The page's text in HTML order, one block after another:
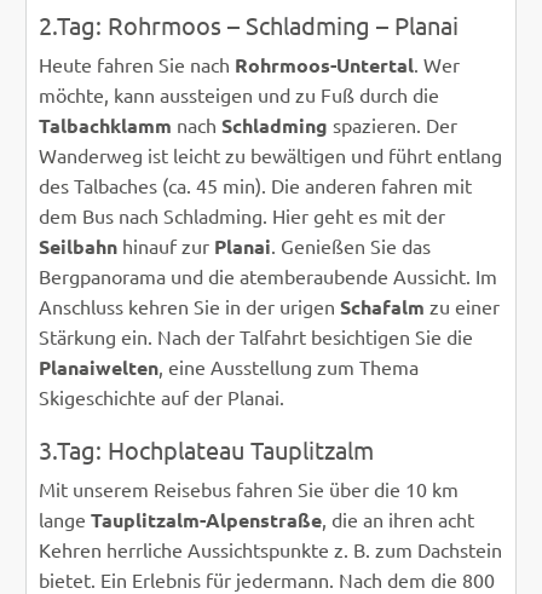
2.Tag: Rohrmoos – Schladming – Planai
Heute fahren Sie nach Rohrmoos-Untertal. Wer
möchte, kann aussteigen und zu Fuß durch die
Talbachklamm nachSchladming spazieren. Der
Wanderweg ist leicht zu bewältigen und führt entlang
des Talbaches (ca. 45 min). Die anderen fahren mit
dem Bus nach Schladming. Hier geht es mit der
Seilbahn hinauf zur Planai. Genießen Sie das
Bergpanorama und die atemberaubende Aussicht. Im
Anschluss kehren Sie in der urigenSchafalm zu einer
Stärkung ein. Nach der Talfahrt besichtigen Sie die
Planaiwelten, eine Ausstellung zum Thema
Skigeschichte auf der Planai.
3.Tag: Hochplateau Tauplitzalm
Mit unserem Reisebus fahren Sie über die 10 km
langeTauplitzalm-Alpenstraße, die an ihren acht
Kehren herrliche Aussichtspunkte z. B. zum Dachstein
bietet. Ein Erlebnis für jedermann. Nach dem die 800